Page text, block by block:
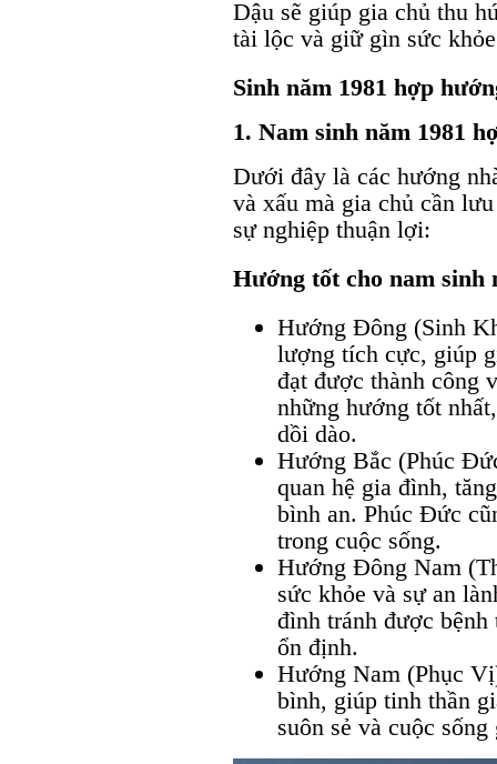
Dậu sẽ giúp gia chủ thu
tài lộc và giữ gìn sức
Sinh năm 1981 hợp
1. Nam sinh năm 1981
Dưới đây là các hướng
và xấu mà gia chủ cần
sự nghiệp thuận lợi:
Hướng tốt cho nam sinh
Hướng Đông (Sinh
lượng tích cực, giúp
đạt được thành công
những hướng tốt
dồi dào.
Hướng Bắc (Phúc
quan hệ gia đình,
bình an. Phúc Đức
trong cuộc sống.
Hướng Đông Nam
sức khỏe và sự an
đình tránh được bệnh
ổn định.
Hướng Nam (Phục
bình, giúp tinh thần
suôn sẻ và cuộc